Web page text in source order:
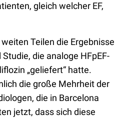
gleich welcher EF,
Teilen die Ergebnisse
die analoge HFpEF-
„geliefert“ hatte.
die große Mehrheit der
die in Barcelona
jetzt, dass sich diese